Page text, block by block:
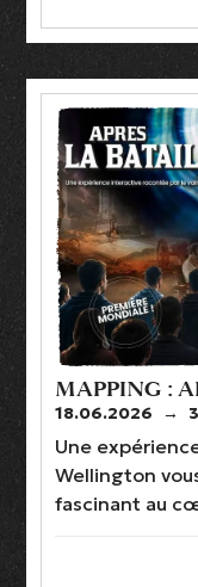
MAPPING :
18.06.2026 →
Une
Wellington
fascinant au